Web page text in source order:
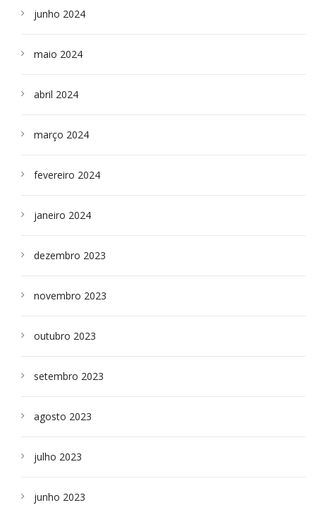
junho 2024
maio 2024
abril 2024
março 2024
fevereiro 2024
janeiro 2024
dezembro 2023
novembro 2023
outubro 2023
setembro 2023
agosto 2023
julho 2023
junho 2023